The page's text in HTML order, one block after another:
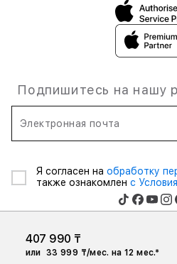
407 990 ₸
или 33 999 ₸/мес. на 12 мес.*
Подпишитесь на нашу
Электронная почта
Я согласен на обработку
также ознакомлен с